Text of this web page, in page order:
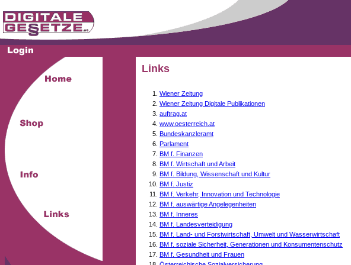
Links
Wiener Zeitung
Wiener Zeitung Digitale Publikationen
auftrag.at
www.oesterreich.at
Bundeskanzleramt
Parlament
BM f. Finanzen
BM f. Wirtschaft und Arbeit
BM f. Bildung, Wissenschaft und Kultur
BM f. Justiz
BM f. Verkehr, Innovation und Technologie
BM f. auswärtige Angelegenheiten
BM f. Inneres
BM f. Landesverteidigung
BM f. Land- und Forstwirtschaft, Umwelt und Wasserwirtschaft
BM f. soziale Sicherheit, Generationen und Konsumentenschutz
BM f. Gesundheit und Frauen